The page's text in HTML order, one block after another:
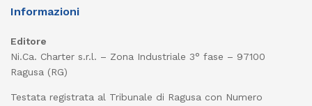
Informazioni
Editore
Ni.Ca. Charter s.r.l. – Zona Industriale 3° fase – 97100
Ragusa (RG)
Testata registrata al Tribunale di Ragusa con Numero